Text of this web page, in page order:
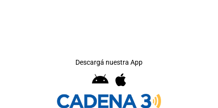
Descargá nuestra App